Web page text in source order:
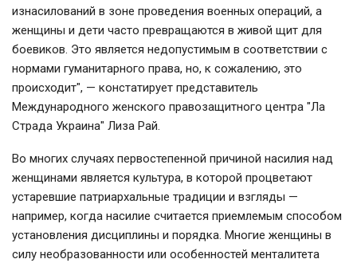
изнасилований в зоне проведения военных операций, а
женщины и дети часто превращаются в живой щит для
боевиков. Это является недопустимым в соответствии с
нормами гуманитарного права, но, к сожалению, это
происходит", — констатирует представитель
Международного женского правозащитного центра "Ла
Страда Украина" Лиза Рай.
Во многих случаях первостепенной причиной насилия над
женщинами является культура, в которой процветают
устаревшие патриархальные традиции и взгляды —
например, когда насилие считается приемлемым способом
установления дисциплины и порядка. Многие женщины в
силу необразованности или особенностей менталитета